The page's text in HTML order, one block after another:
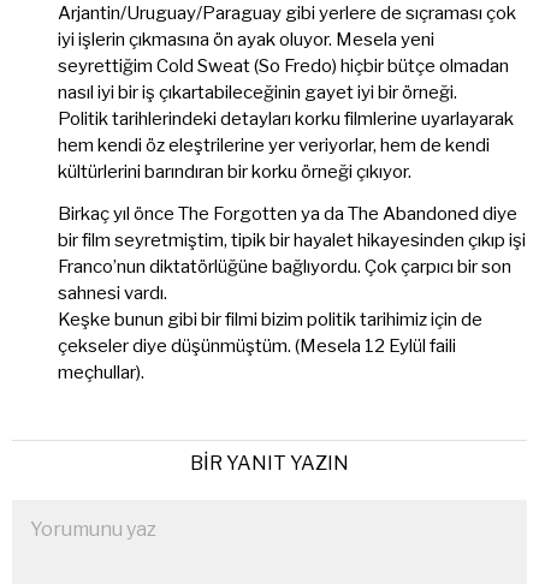
Arjantin/Uruguay/Paraguay gibi yerlere de sıçraması çok
iyi işlerin çıkmasına ön ayak oluyor. Mesela yeni
seyrettiğim Cold Sweat (So Fredo) hiçbir bütçe olmadan
nasıl iyi bir iş çıkartabileceğinin gayet iyi bir örneği.
Politik tarihlerindeki detayları korku filmlerine uyarlayarak
hem kendi öz eleştrilerine yer veriyorlar, hem de kendi
kültürlerini barındıran bir korku örneği çıkıyor.
Birkaç yıl önce The Forgotten ya da The Abandoned diye
bir film seyretmiştim, tipik bir hayalet hikayesinden çıkıp işi
Franco’nun diktatörlüğüne bağlıyordu. Çok çarpıcı bir son
sahnesi vardı.
Keşke bunun gibi bir filmi bizim politik tarihimiz için de
çekseler diye düşünmüştüm. (Mesela 12 Eylül faili
meçhullar).
BIR YANIT YAZIN